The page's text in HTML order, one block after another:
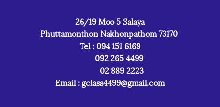
26/19 Moo 5 Salaya
Phuttamonthon Nakhonpathom 73170
Tel : 094 151 6169
092 265 4499
02 889 2223
Email : gclass4499@gmail.com